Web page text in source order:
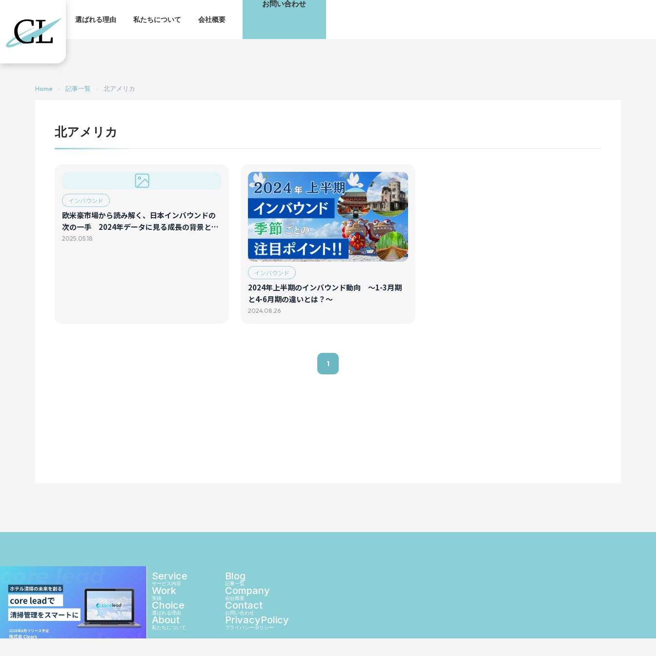
サービス 実績 選ばれる理由 私たちについて 会社概要
お問い合わせ
Home › 記事一覧 › 北アメリカ
北アメリカ
インバウンド
欧米豪市場から読み解く、日本インバウンドの
次の一手 2024年データに見る成長の背景と戦
略
2025.05.18
インバウンド
2024年上半期のインバウンド動向 ～1-3月期
と4-6月期の違いとは？～
2024.08.26
1
Service
サービス内容
Work
実績
Choice
選ばれる理由
About
私たちについて
Blog
記事一覧
Company
会社概要
Contact
お問い合わせ
PrivacyPolicy
プライバシーポリシー